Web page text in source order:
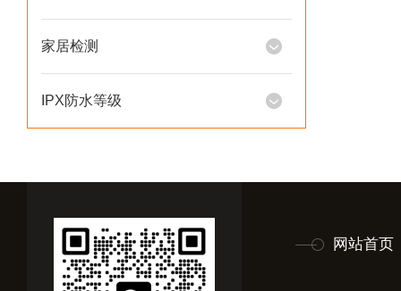
家居检测
IPX防水等级
网站首页